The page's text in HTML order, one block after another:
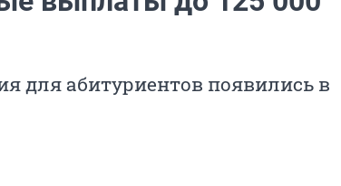
для абитуриентов появились в